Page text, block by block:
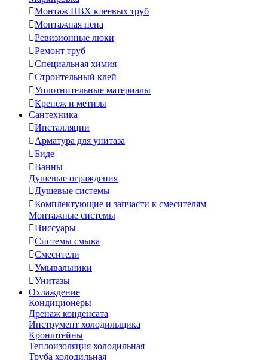
Монтаж ПВХ клеевых труб
Монтажная пена
Ревизионные люки
Ремонт труб
Специальная химия
Строительный клей
Уплотнительные материалы
Крепеж и метизы
Сантехника
Инсталляции
Арматура для унитаза
Биде
Ванны
Душевые ограждения
Душевые системы
Комплектующие и запчасти к смесителям
Монтажные системы
Писсуары
Системы смыва
Смесители
Умывальники
Унитазы
Охлаждение
Кондиционеры
Дренаж конденсата
Инструмент холодильщика
Кронштейны
Теплоизоляция холодильная
Труба холодильная